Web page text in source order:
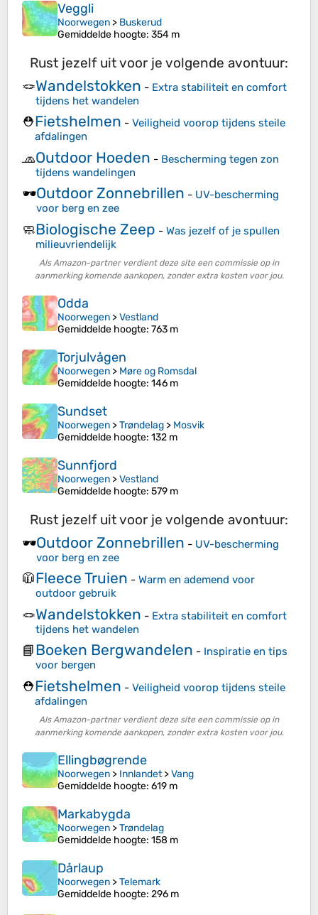
Veggli
Noorwegen > Buskerud
Gemiddelde hoogte: 354 m
Rust jezelf uit voor je volgende avontuur:
🪢Wandelstokken - Extra stabiliteit en comfort
tijdens het wandelen
⛑️Fietshelmen - Veiligheid voorop tijdens steile
afdalingen
🧢Outdoor Hoeden - Bescherming tegen zon
tijdens wandelingen
🕶️Outdoor Zonnebrillen - UV-bescherming
voor berg en zee
🧼Biologische Zeep - Was jezelf of je spullen
milieuvriendelijk
Als Amazon-partner verdient deze site een commissie op in
aanmerking komende aankopen, zonder extra kosten voor jou.
Odda
Noorwegen >Vestland
Gemiddelde hoogte: 763 m
Torjulvågen
Noorwegen > Møre og Romsdal
Gemiddelde hoogte: 146 m
Sundset
Noorwegen >Trøndelag > Mosvik
Gemiddelde hoogte: 132 m
Sunnfjord
Noorwegen >Vestland
Gemiddelde hoogte: 579 m
Rust jezelf uit voor je volgende avontuur:
🕶️Outdoor Zonnebrillen - UV-bescherming
voor berg en zee
🧥Fleece Truien - Warm en ademend voor
outdoor gebruik
🪢Wandelstokken - Extra stabiliteit en comfort
tijdens het wandelen
📘Boeken Bergwandelen - Inspiratie en tips
voor bergen
⛑️Fietshelmen - Veiligheid voorop tijdens steile
afdalingen
Als Amazon-partner verdient deze site een commissie op in
aanmerking komende aankopen, zonder extra kosten voor jou.
Ellingbøgrende
Noorwegen > Innlandet>Vang
Gemiddelde hoogte: 619 m
Markabygda
Noorwegen >Trøndelag
Gemiddelde hoogte: 158 m
Dårlaup
Noorwegen >Telemark
Gemiddelde hoogte: 296 m